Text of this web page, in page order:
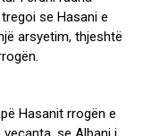
se Hasani e
arsyetim, thjeshtë
Hasanit rrogën e